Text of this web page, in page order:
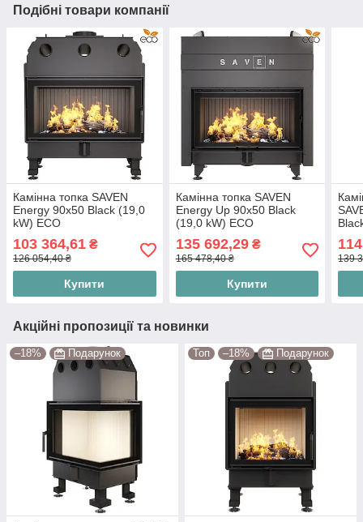
Подібні товари компанії
Камінна топка SAVEN
Energy 90х50 Black (19,0
kW) ECO
103 364,61 ₴
126 054,40 ₴
Купити
Камінна топка SAVEN
Energy Up 90х50 Black
(19,0 kW) ECO
135 692,29₴
165 478,40 ₴
Купити
139
Акційні пропозиції та новинки
–18% Подарунок Топ –18% Подарунок